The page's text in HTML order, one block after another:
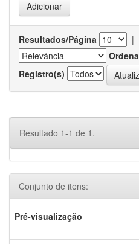
Resultados/Página |
Registro(s)
Resultado 1-1 de 1.
Conjunto de itens:
Pré-visualização